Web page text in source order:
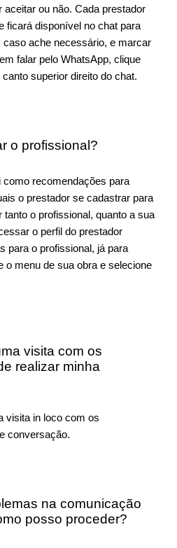
aceitar ou não. Cada prestador
ficará disponível no chat para
ache necessário, e marcar
falar pelo WhatsApp, clique
superior direito do chat.
o profissional?
como recomendações para
o prestador se cadastrar para
tanto o profissional, quanto a sua
o perfil do prestador
para o profissional, já para
o menu de sua obra e selecione
visita com os
realizar minha
visita in loco com os
conversação.
na comunicação
posso proceder?